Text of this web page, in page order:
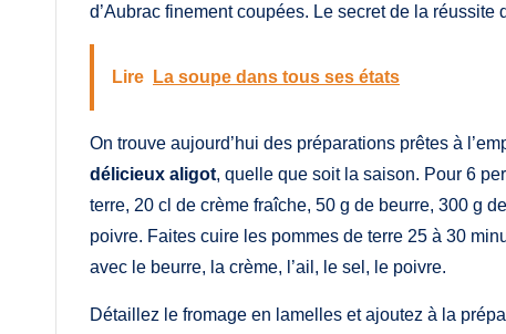
d’Aubrac finement coupées. Le secret de la réussite
Lire La soupe dans tous ses états
On trouve aujourd’hui des préparations prêtes à
délicieux aligot, quelle que soit la saison. Pour 6
terre, 20 cl de crème fraîche, 50 g de beurre, 300 g
poivre. Faites cuire les pommes de terre 25 à 30
avec le beurre, la crème, l’ail, le sel, le poivre.
Détaillez le fromage en lamelles et ajoutez à la